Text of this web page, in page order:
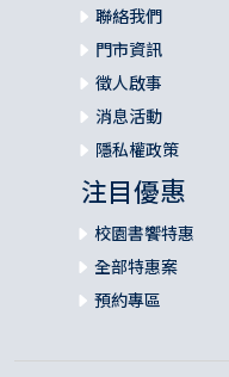
聯絡我們
門市資訊
徵人啟事
消息活動
隱私權政策
注目優惠
校園書饗特惠
全部特惠案
預約專區